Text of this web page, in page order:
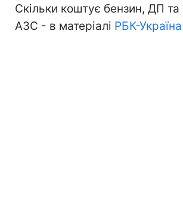
Скільки коштує бензин, ДП та
АЗС - в матеріалі РБК-Україна